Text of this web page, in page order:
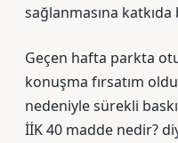
sağlanmasına
Geçen hafta parkta
konuşma fırsatım
nedeniyle sürekli
İİK 40 madde nedir?